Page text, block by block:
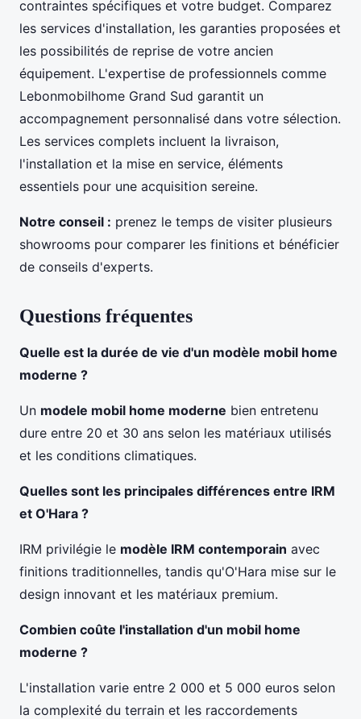
contraintes spécifiques et votre budget. Comparez
les services d'installation, les garanties proposées et
les possibilités de reprise de votre ancien
équipement. L'expertise de professionnels comme
Lebonmobilhome Grand Sud garantit un
accompagnement personnalisé dans votre sélection.
Les services complets incluent la livraison,
l'installation et la mise en service, éléments
essentiels pour une acquisition sereine.
Notre conseil : prenez le temps de visiter plusieurs
showrooms pour comparer les finitions et bénéficier
de conseils d'experts.
Questions fréquentes
Quelle est la durée de vie d'un modèle mobil home
moderne ?
Un modele mobil home moderne bien entretenu
dure entre 20 et 30 ans selon les matériaux utilisés
et les conditions climatiques.
Quelles sont les principales différences entre IRM
et O'Hara ?
IRM privilégie le modèle IRM contemporain avec
finitions traditionnelles, tandis qu'O'Hara mise sur le
design innovant et les matériaux premium.
Combien coûte l'installation d'un mobil home
moderne ?
L'installation varie entre 2 000 et 5 000 euros selon
la complexité du terrain et les raccordements